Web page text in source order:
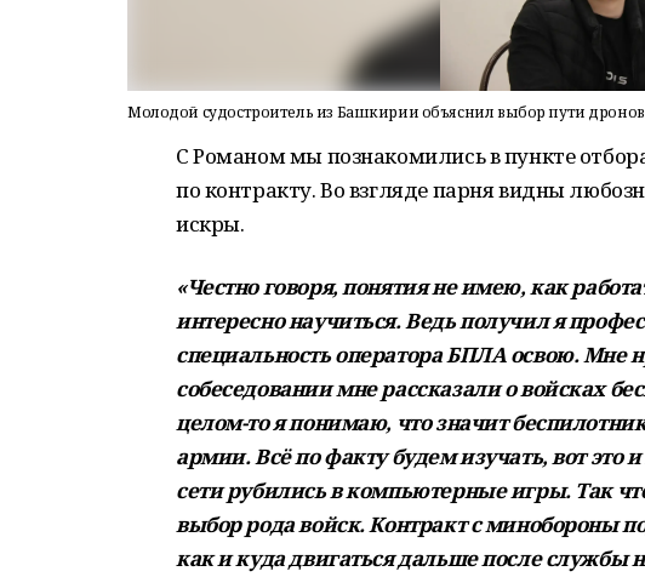
Молодой судостроитель из Башкирии объяснил выбор пути
С Романом мы познакомились в пункте
по контракту. Во взгляде парня видны
искры.
«Честно говоря, понятия не имею, как
интересно научиться. Ведь получил я
специальность оператора БПЛА освою. Мне
собеседовании мне рассказали о войсках
целом-то я понимаю, что значит
армии. Всё по факту будем изучать, вот это
сети рубились в компьютерные игры. Так
выбор рода войск. Контракт с минобороны
как и куда двигаться дальше после службы